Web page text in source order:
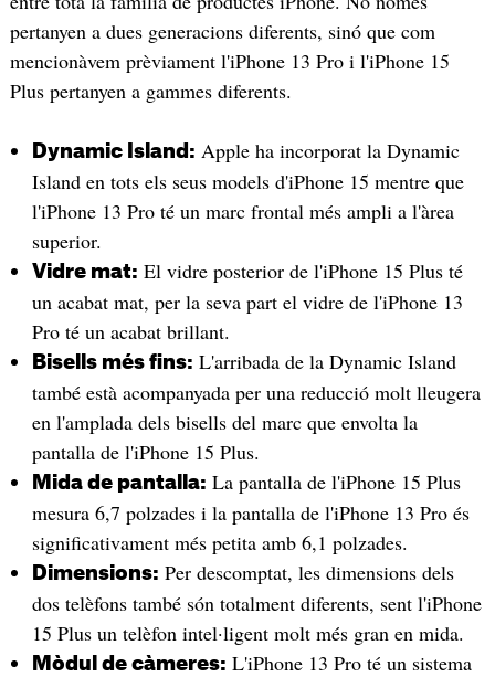
pertanyen a dues generacions diferents, sinó que com
mencionàvem prèviament l'iPhone 13 Pro i l'iPhone 15
Plus pertanyen a gammes diferents.
Dynamic Island: Apple ha incorporat la Dynamic
Island en tots els seus models d'iPhone 15 mentre que
l'iPhone 13 Pro té un marc frontal més ampli a l'àrea
superior.
Vidre mat: El vidre posterior de l'iPhone 15 Plus té
un acabat mat, per la seva part el vidre de l'iPhone 13
Pro té un acabat brillant.
Bisells més fins: L'arribada de la Dynamic Island
també està acompanyada per una reducció molt lleugera
en l'amplada dels bisells del marc que envolta la
pantalla de l'iPhone 15 Plus.
Mida de pantalla: La pantalla de l'iPhone 15 Plus
mesura 6,7 polzades i la pantalla de l'iPhone 13 Pro és
significativament més petita amb 6,1 polzades.
Dimensions: Per descomptat, les dimensions dels
dos telèfons també són totalment diferents, sent l'iPhone
15 Plus un telèfon intel·ligent molt més gran en mida.
Mòdul de càmeres: L'iPhone 13 Pro té un sistema